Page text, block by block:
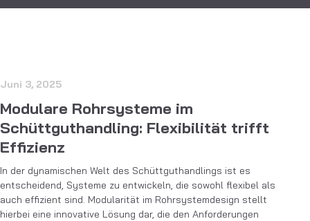
Juni 3, 2025
Modulare Rohrsysteme im
Schüttguthandling: Flexibilität trifft
Effizienz
In der dynamischen Welt des Schüttguthandlings ist es
entscheidend, Systeme zu entwickeln, die sowohl flexibel als
auch effizient sind. Modularität im Rohrsystemdesign stellt
hierbei eine innovative Lösung dar, die den Anforderungen